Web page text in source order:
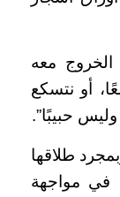
الخروج معه
أو نتسكع
حبيبًا”.
طلاقها
مواجهة